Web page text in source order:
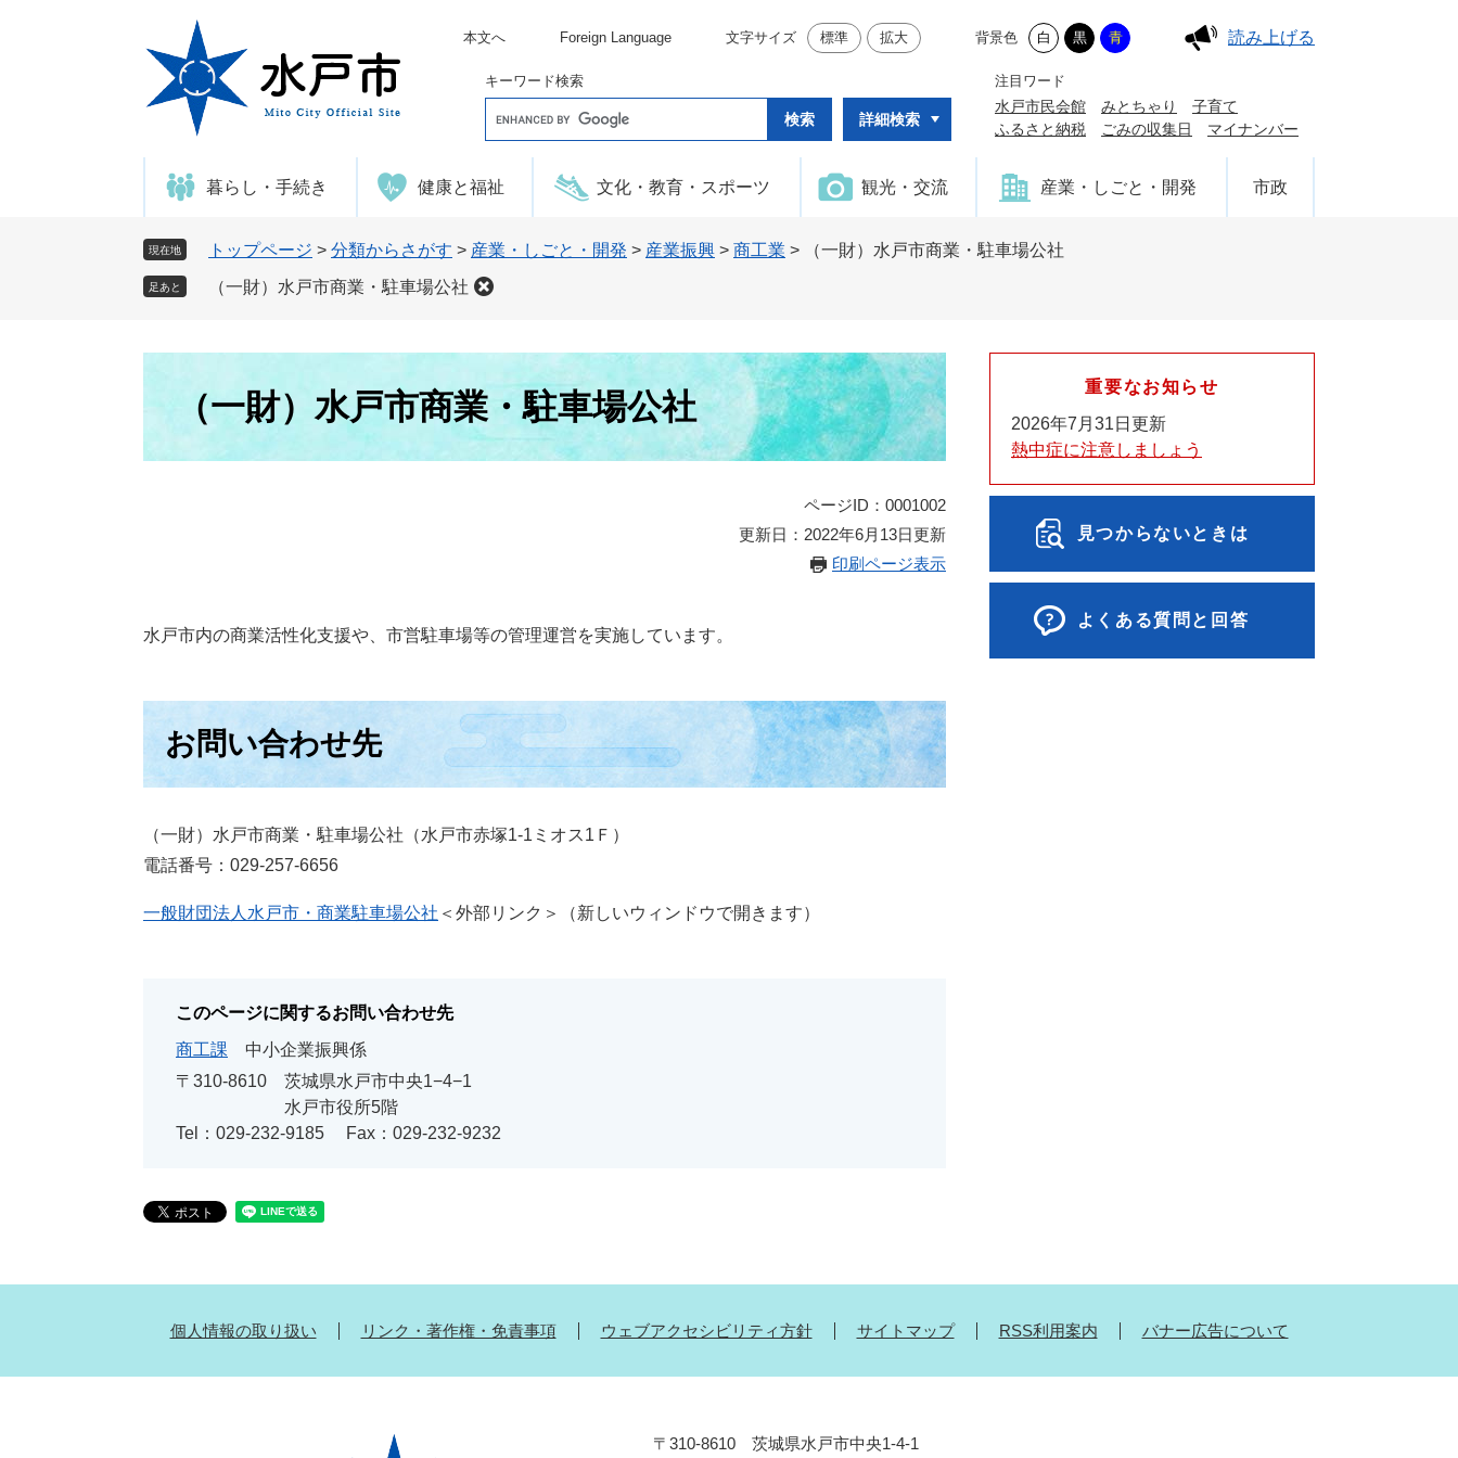
本文へ Foreign Language 文字サイズ 標準 拡大 背景色 白 黒 青 読み上げる
キーワード検索
o
e
タ
ム
検
索
詳細検索
注目ワード
水戸市民会館 みとちゃり
子育て
ふるさと納税
ごみの収集日 マイナンバー
暮らし・手続き 健康と福祉 文化・教育・スポーツ 観光・交流 産業・しごと・開発 市政
現在地 トップページ > 分類からさがす > 産業・しごと・開発 > 産業振興 > 商工業 > （一財）水戸市商業・駐車場公社
足あと （一財）水戸市商業・駐車場公社
（一財）水戸市商業・駐車場公社
ページID：0001002
更新日：2022年6月13日更新
印刷ページ表示
水戸市内の商業活性化支援や、市営駐車場等の管理運営を実施しています。
お問い合わせ先
（一財）水戸市商業・駐車場公社（水戸市赤塚1-1ミオス1Ｆ）
電話番号：029-257-6656
一般財団法人水戸市・商業駐車場公社 ＜外部リンク＞ （新しいウィンドウで開きます）
このページに関するお問い合わせ先
商工課
中小企業振興係
〒310-8610
茨城県水戸市中央1−4−1
水戸市役所5階
Tel：029-232-9185
Fax：029-232-9232
重要なお知らせ
2026年7月31日更新
熱中症に注意しましょう
見つからないときは
よくある質問と回答
個人情報の取り扱い リンク・著作権・免責事項 ウェブアクセシビリティ方針 サイトマップ RSS利用案内 バナー広告について
〒310-8610 茨城県水戸市中央1-4-1